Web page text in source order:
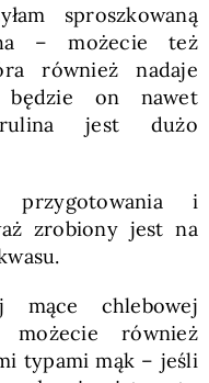
sproszkowaną
– możecie też
również nadaje
on nawet
jest dużo
i
zrobiony jest na
mące chlebowej
również
typami mąk – jeśli